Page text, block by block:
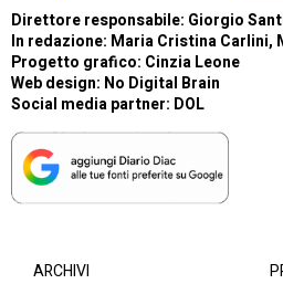
Direttore responsabile: Giorgio
In redazione: Maria Cristina Carlini,
Progetto grafico: Cinzia Leone
Web design: No Digital Brain
Social media partner: DOL
ARCHIVI